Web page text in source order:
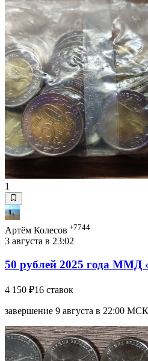
1
Артём Колесов +7744
3 августа в 23:02
50 рублей 2025 года ММД
4 150 ₽16 ставок
завершение 9 августа в 22:00 МСК